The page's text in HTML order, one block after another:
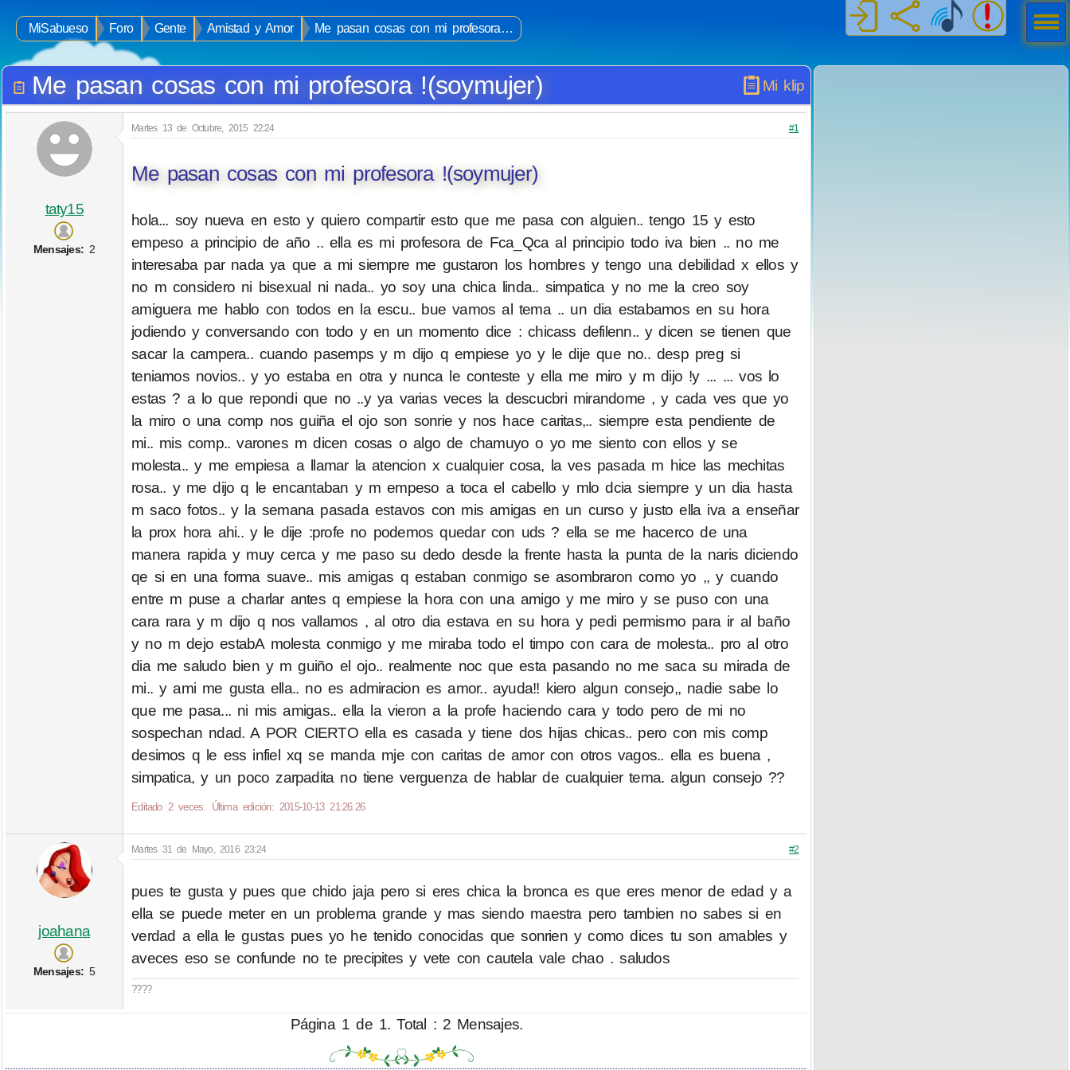
MiSabueso Foro Gente Amistad y Amor Me pasan cosas con mi profesora…
Mi klip
Me pasan cosas con mi profesora !(soymujer)
taty15
Mensajes: 2
Martes 13 de Octubre, 2015 22:24 #1
Me pasan cosas con mi profesora !(soymujer)
hola... soy nueva en esto y quiero compartir esto que me pasa con alguien.. tengo 15 y esto
empeso a principio de año .. ella es mi profesora de Fca_Qca al principio todo iva bien .. no me
interesaba par nada ya que a mi siempre me gustaron los hombres y tengo una debilidad x ellos y
no m considero ni bisexual ni nada.. yo soy una chica linda.. simpatica y no me la creo soy
amiguera me hablo con todos en la escu.. bue vamos al tema .. un dia estabamos en su hora
jodiendo y conversando con todo y en un momento dice : chicass defilenn.. y dicen se tienen que
sacar la campera.. cuando pasemps y m dijo q empiese yo y le dije que no.. desp preg si
teniamos novios.. y yo estaba en otra y nunca le conteste y ella me miro y m dijo !y ... ... vos lo
estas ? a lo que repondi que no ..y ya varias veces la descucbri mirandome , y cada ves que yo
la miro o una comp nos guiña el ojo son sonrie y nos hace caritas,.. siempre esta pendiente de
mi.. mis comp.. varones m dicen cosas o algo de chamuyo o yo me siento con ellos y se
molesta.. y me empiesa a llamar la atencion x cualquier cosa, la ves pasada m hice las mechitas
rosa.. y me dijo q le encantaban y m empeso a toca el cabello y mlo dcia siempre y un dia hasta
m saco fotos.. y la semana pasada estavos con mis amigas en un curso y justo ella iva a enseñar
la prox hora ahi.. y le dije :profe no podemos quedar con uds ? ella se me hacerco de una
manera rapida y muy cerca y me paso su dedo desde la frente hasta la punta de la naris diciendo
qe si en una forma suave.. mis amigas q estaban conmigo se asombraron como yo ,, y cuando
entre m puse a charlar antes q empiese la hora con una amigo y me miro y se puso con una
cara rara y m dijo q nos vallamos , al otro dia estava en su hora y pedi permismo para ir al baño
y no m dejo estabA molesta conmigo y me miraba todo el timpo con cara de molesta.. pro al otro
dia me saludo bien y m guiño el ojo.. realmente noc que esta pasando no me saca su mirada de
mi.. y ami me gusta ella.. no es admiracion es amor.. ayuda!! kiero algun consejo,, nadie sabe lo
que me pasa... ni mis amigas.. ella la vieron a la profe haciendo cara y todo pero de mi no
sospechan ndad. A POR CIERTO ella es casada y tiene dos hijas chicas.. pero con mis comp
desimos q le ess infiel xq se manda mje con caritas de amor con otros vagos.. ella es buena ,
simpatica, y un poco zarpadita no tiene verguenza de hablar de cualquier tema. algun consejo ??
Editado 2 veces. Última edición: 2015-10-13 21:26:26
joahana
Mensajes: 5
Martes 31 de Mayo, 2016 23:24 #2
pues te gusta y pues que chido jaja pero si eres chica la bronca es que eres menor de edad y a
ella se puede meter en un problema grande y mas siendo maestra pero tambien no sabes si en
verdad a ella le gustas pues yo he tenido conocidas que sonrien y como dices tu son amables y
aveces eso se confunde no te precipites y vete con cautela vale chao . saludos
????
Página 1 de 1. Total : 2 Mensajes.
Men
ú